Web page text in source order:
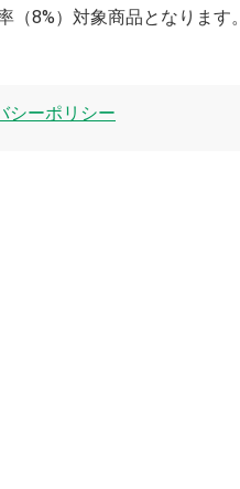
8%）対象商品となります。
シーポリシー